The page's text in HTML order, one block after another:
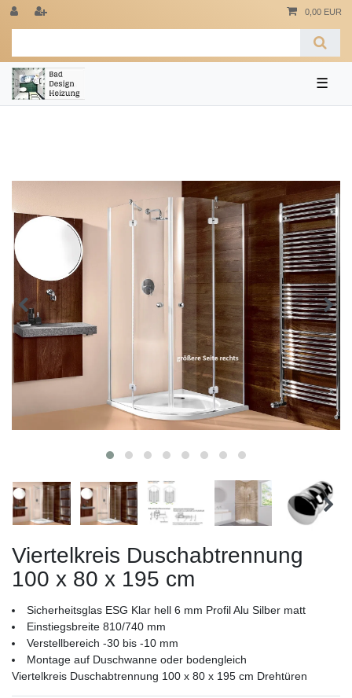
0,00 EUR
☰
Viertelkreis Duschabtrennung
100 x 80 x 195 cm
Sicherheitsglas ESG Klar hell 6 mm Profil Alu Silber matt
Einstiegsbreite 810/740 mm
Verstellbereich -30 bis -10 mm
Montage auf Duschwanne oder bodengleich
Viertelkreis Duschabtrennung 100 x 80 x 195 cm Drehtüren